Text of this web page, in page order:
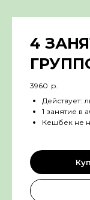
4
3960 р.
Действует:
1 занятие в
Кешбек не